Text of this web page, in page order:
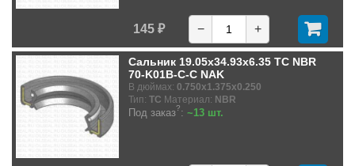
145 ₽ − +
Сальник 19.05x34.93x6.35 TC NBR
70-K01B-C-C NAK
В дюймах: 0.750x1.375x0.250
Тип: TC Материал: NBR
Под заказ?: ~13 шт.